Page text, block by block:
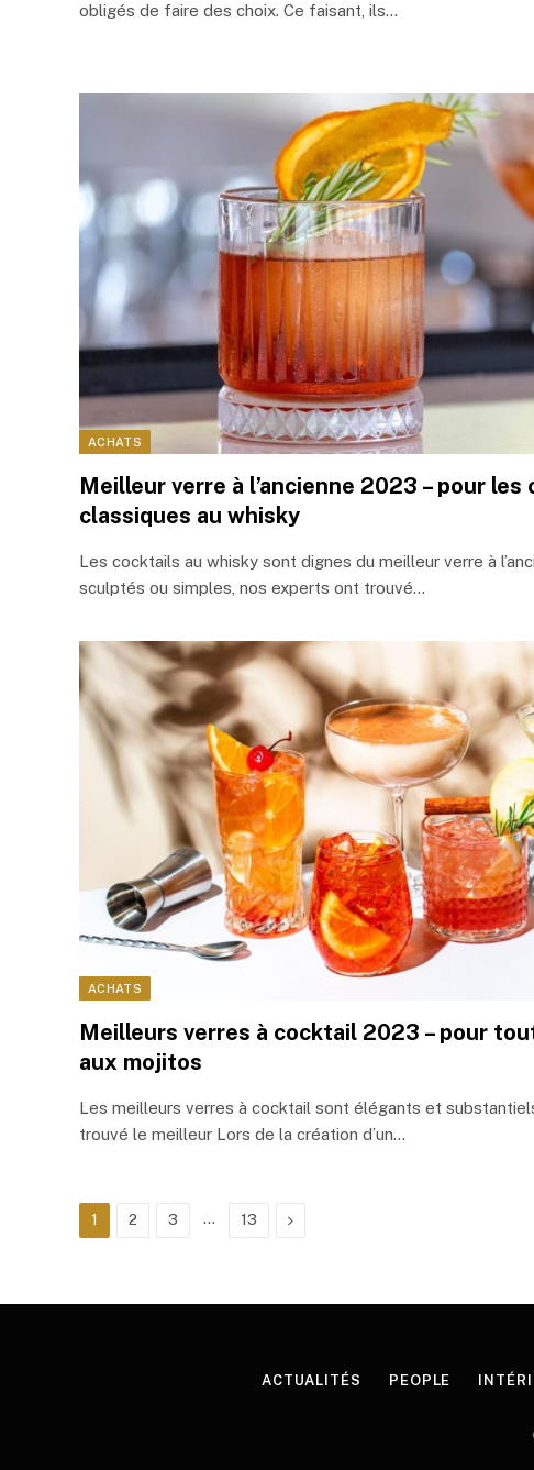
obligés de faire des choix. Ce faisant, ils…
ACHATS
Meilleur verre à l’ancienne 2023 – pour les
classiques au whisky
Les cocktails au whisky sont dignes du meilleur verre à
sculptés ou simples, nos experts ont trouvé…
ACHATS
Meilleurs verres à cocktail 2023 – pour
aux mojitos
Les meilleurs verres à cocktail sont élégants et
trouvé le meilleur Lors de la création d’un…
1 2 3 … 13 Next
ACTUALITÉS PEOPLE